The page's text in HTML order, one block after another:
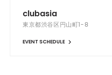
clubasia
東京都渋谷区円山町1-8
EVENT SCHEDULE